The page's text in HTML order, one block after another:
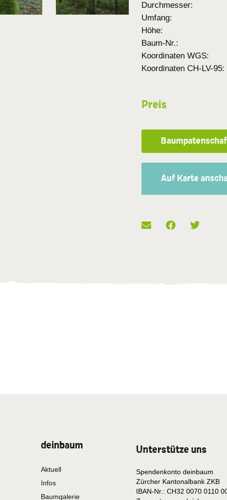
Durchmesser:
Umfang:
Höhe:
Baum-Nr.:
Koordinaten WGS:
Koordinaten CH-LV-95:
Preis
Auf Karte
deinbaum
Aktuell
Infos
Baumgalerie
Unterstütze uns
Spendenkonto deinbaum
Zürcher Kantonalbank ZKB
IBAN-Nr.: CH32 0070 0110